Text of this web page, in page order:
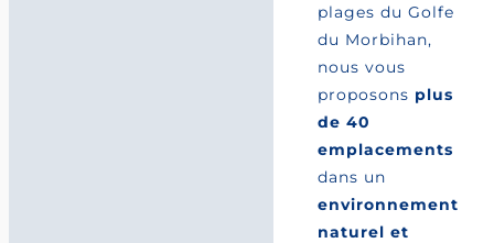
plages du Golfe
du Morbihan,
nous vous
proposons plus
de 40
emplacements
dans un
environnement
naturel et